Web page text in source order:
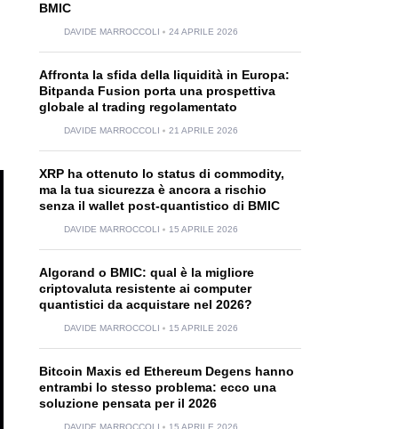
BMIC
DAVIDE MARROCCOLI 24 APRILE 2026
Affronta la sfida della liquidità in Europa:
Bitpanda Fusion porta una prospettiva
globale al trading regolamentato
DAVIDE MARROCCOLI 21 APRILE 2026
XRP ha ottenuto lo status di commodity,
ma la tua sicurezza è ancora a rischio
senza il wallet post-quantistico di BMIC
DAVIDE MARROCCOLI 15 APRILE 2026
Algorand o BMIC: qual è la migliore
criptovaluta resistente ai computer
quantistici da acquistare nel 2026?
DAVIDE MARROCCOLI 15 APRILE 2026
Bitcoin Maxis ed Ethereum Degens hanno
entrambi lo stesso problema: ecco una
soluzione pensata per il 2026
DAVIDE MARROCCOLI 15 APRILE 2026